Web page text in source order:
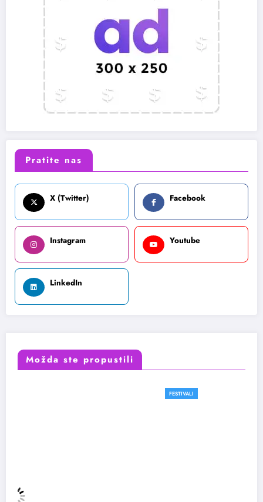
Pratite nas
X (Twitter) Facebook
Instagram Youtube
LinkedIn
Možda ste propustili